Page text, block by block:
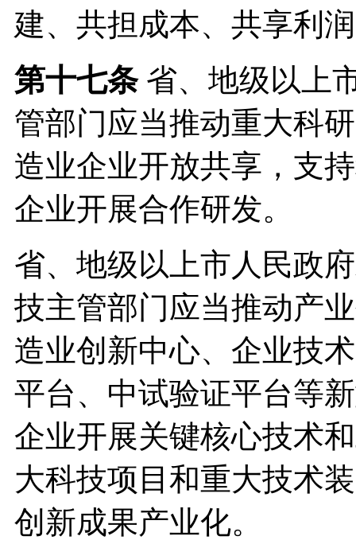
建、共担成本、共享利
第十七条省、地级以上
管部门应当推动重大科
造业企业开放共享，支
企业开展合作研发。
省、地级以上市人民政
技主管部门应当推动产
造业创新中心、企业技
平台、中试验证平台等
企业开展关键核心技术
大科技项目和重大技术
创新成果产业化。